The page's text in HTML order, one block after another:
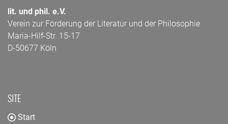
lit. und phil. e.V.
Verein zur Förderung der Literatur und der Philosophie
Maria-Hilf-Str. 15-17
D-50677 Köln
SITE
Start